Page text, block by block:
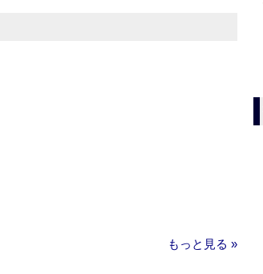
もっと見る »